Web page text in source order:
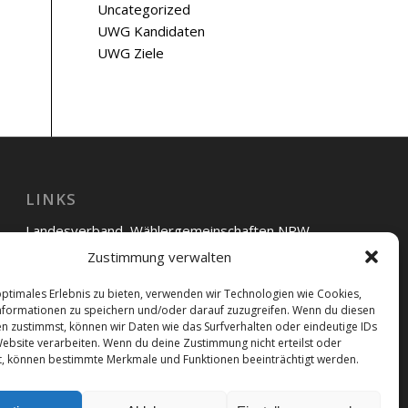
Zustimmung verwalten
Erlebnis zu bieten, verwenden wir Technologien wie Cookies,
zu speichern und/oder darauf zuzugreifen. Wenn du diesen
zustimmst, können wir Daten wie das Surfverhalten oder eindeutige IDs
verarbeiten. Wenn du deine Zustimmung nicht erteilst oder
können bestimmte Merkmale und Funktionen beeinträchtigt werden.
Uncategorized
UWG Kandidaten
UWG Ziele
LINKS
Landesverband Wählergemeinschaften NRW
UWG Bünde
UWG Hiddenhausen
UWG Kirchlengern